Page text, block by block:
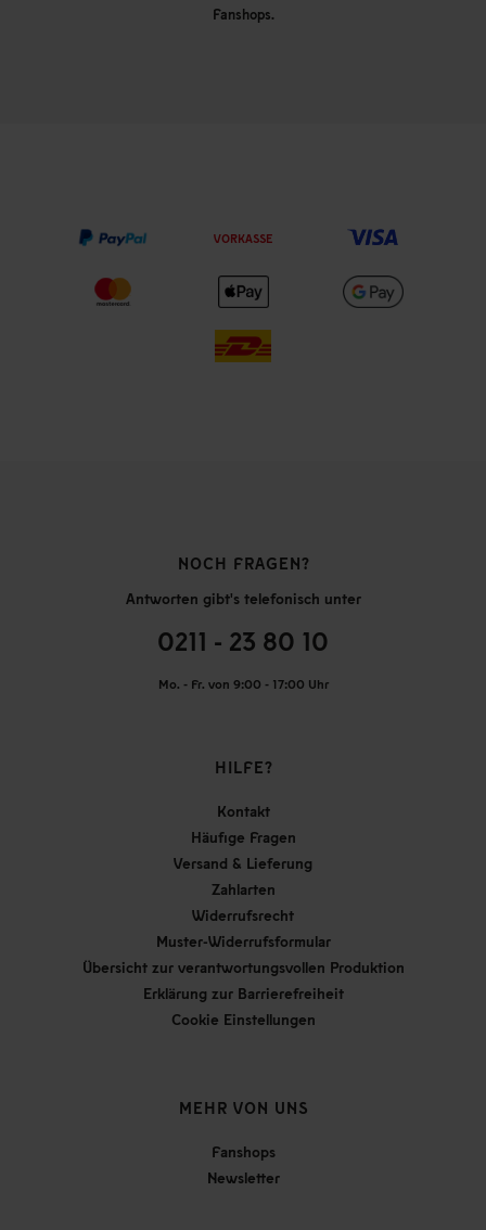
Fanshops.
VORKASSE
NOCH FRAGEN?
Antworten gibt's telefonisch unter
0211 - 23 80 10
Mo. - Fr. von 9:00 - 17:00 Uhr
HILFE?
Kontakt
Häufige Fragen
Versand & Lieferung
Zahlarten
Widerrufsrecht
Muster-Widerrufsformular
Übersicht zur verantwortungsvollen Produktion
Erklärung zur Barrierefreiheit
Cookie Einstellungen
MEHR VON UNS
Fanshops
Newsletter